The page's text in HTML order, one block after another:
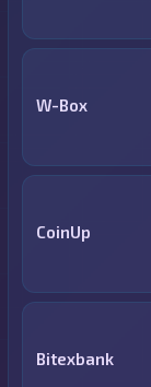
W-Box
CoinUp
Bitexbank